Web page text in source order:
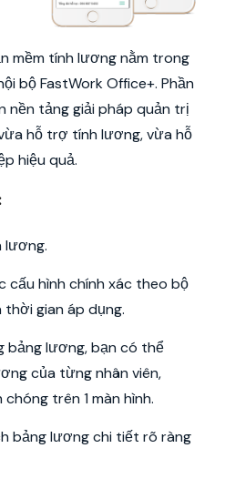
mềm tính lương nằm trong
bộ FastWork Office+. Phần
tảng giải pháp quản trị
hỗ trợ tính lương, vừa hỗ
hiệu quả.
lương.
cấu hình chính xác theo bộ
gian áp dụng.
bảng lương, bạn có thể
của từng nhân viên,
trên 1 màn hình.
bảng lương chi tiết rõ ràng